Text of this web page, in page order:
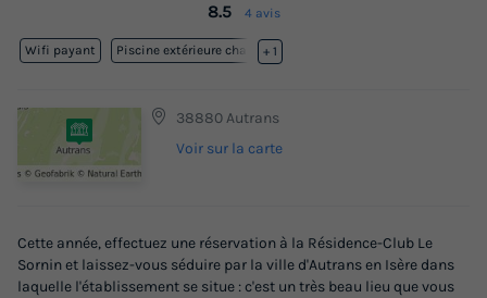
8.5 4 avis
Wifi payant Piscine extérieure chauffée
+ 1
38880 Autrans
Voir sur la carte
Cette année, effectuez une réservation à la Résidence-Club Le
Sornin et laissez-vous séduire par la ville d'Autrans en Isère dans
laquelle l'établissement se situe : c'est un très beau lieu que vous